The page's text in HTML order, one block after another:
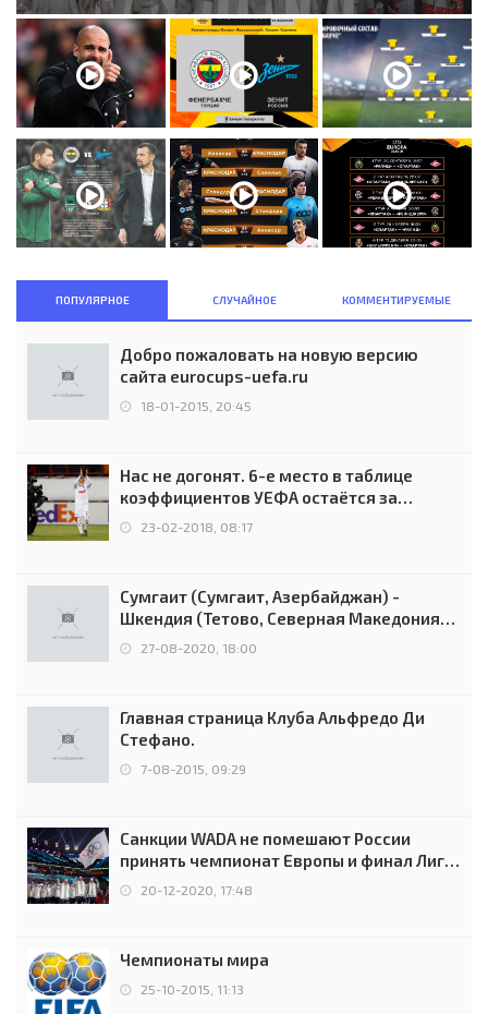
ПОПУЛЯРНОЕ СЛУЧАЙНОЕ КОММЕНТИРУЕМЫЕ
Добро пожаловать на новую версию
сайта eurocups-uefa.ru
18-01-2015, 20:45
Нас не догонят. 6-е место в таблице
коэффициентов УЕФА остаётся за
Россией
23-02-2018, 08:17
Сумгаит (Сумгаит, Азербайджан) -
Шкендия (Тетово, Северная Македония) -
0:2 (0:0)
27-08-2020, 18:00
Главная страница Клуба Альфредо Ди
Стефано.
7-08-2015, 09:29
Санкции WADA не помешают России
принять чемпионат Европы и финал Лиги
чемпионов.
20-12-2020, 17:48
Чемпионаты мира
25-10-2015, 11:13